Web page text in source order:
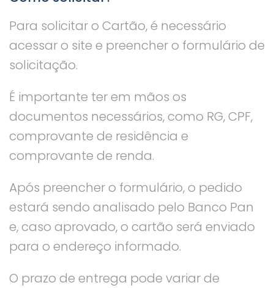
Para solicitar o Cartão, é necessário
acessar o site e preencher o formulário de
solicitação.
É importante ter em mãos os
documentos necessários, como RG, CPF,
comprovante de residência e
comprovante de renda.
Após preencher o formulário, o pedido
estará sendo analisado pelo Banco Pan
e, caso aprovado, o cartão será enviado
para o endereço informado.
O prazo de entrega pode variar de